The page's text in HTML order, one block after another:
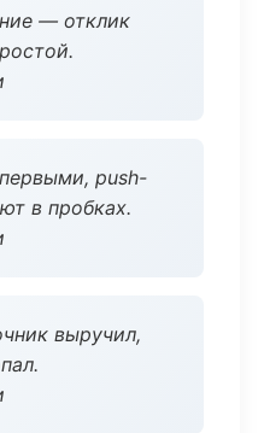
— отклик
push-
в пробках.
выручил,